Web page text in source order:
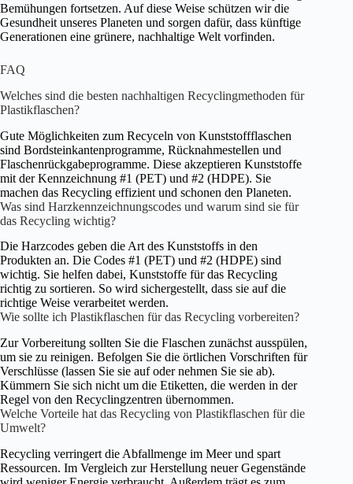
Bemühungen fortsetzen. Auf diese Weise schützen wir die
Gesundheit unseres Planeten und sorgen dafür, dass künftige
Generationen eine grünere, nachhaltige Welt vorfinden.
FAQ
Welches sind die besten nachhaltigen Recyclingmethoden für
Plastikflaschen?
Gute Möglichkeiten zum Recyceln von Kunststoffflaschen
sind Bordsteinkantenprogramme, Rücknahmestellen und
Flaschenrückgabeprogramme. Diese akzeptieren Kunststoffe
mit der Kennzeichnung #1 (PET) und #2 (HDPE). Sie
machen das Recycling effizient und schonen den Planeten.
Was sind Harzkennzeichnungscodes und warum sind sie für
das Recycling wichtig?
Die Harzcodes geben die Art des Kunststoffs in den
Produkten an. Die Codes #1 (PET) und #2 (HDPE) sind
wichtig. Sie helfen dabei, Kunststoffe für das Recycling
richtig zu sortieren. So wird sichergestellt, dass sie auf die
richtige Weise verarbeitet werden.
Wie sollte ich Plastikflaschen für das Recycling vorbereiten?
Zur Vorbereitung sollten Sie die Flaschen zunächst ausspülen,
um sie zu reinigen. Befolgen Sie die örtlichen Vorschriften für
Verschlüsse (lassen Sie sie auf oder nehmen Sie sie ab).
Kümmern Sie sich nicht um die Etiketten, die werden in der
Regel von den Recyclingzentren übernommen.
Welche Vorteile hat das Recycling von Plastikflaschen für die
Umwelt?
Recycling verringert die Abfallmenge im Meer und spart
Ressourcen. Im Vergleich zur Herstellung neuer Gegenstände